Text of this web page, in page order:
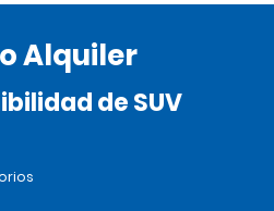
Alquiler
de SUV